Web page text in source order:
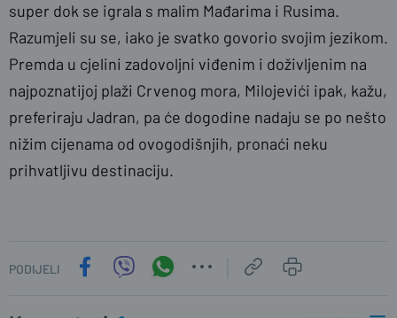
super dok se igrala s malim Mađarima i Rusima.
Razumjeli su se, iako je svatko govorio svojim jezikom.
Premda u cjelini zadovoljni viđenim i doživljenim na
najpoznatijoj plaži Crvenog mora, Milojevići ipak, kažu,
preferiraju Jadran, pa će dogodine nadaju se po nešto
nižim cijenama od ovogodišnjih, pronaći neku
prihvatljivu destinaciju.
PODIJELI